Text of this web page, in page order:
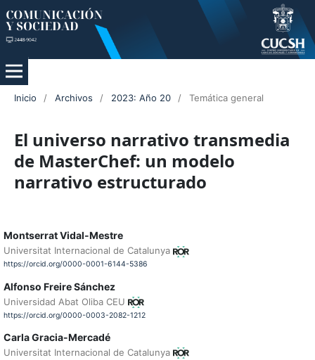
Inicio / Archivos / 2023: Año 20 / Temática general
El universo narrativo transmedia
de MasterChef: un modelo
narrativo estructurado
Montserrat Vidal-Mestre
Universitat Internacional de Catalunya
https://orcid.org/0000-0001-6144-5386
Alfonso Freire Sánchez
Universidad Abat Oliba CEU
https://orcid.org/0000-0003-2082-1212
Carla Gracia-Mercadé
Universitat Internacional de Catalunya